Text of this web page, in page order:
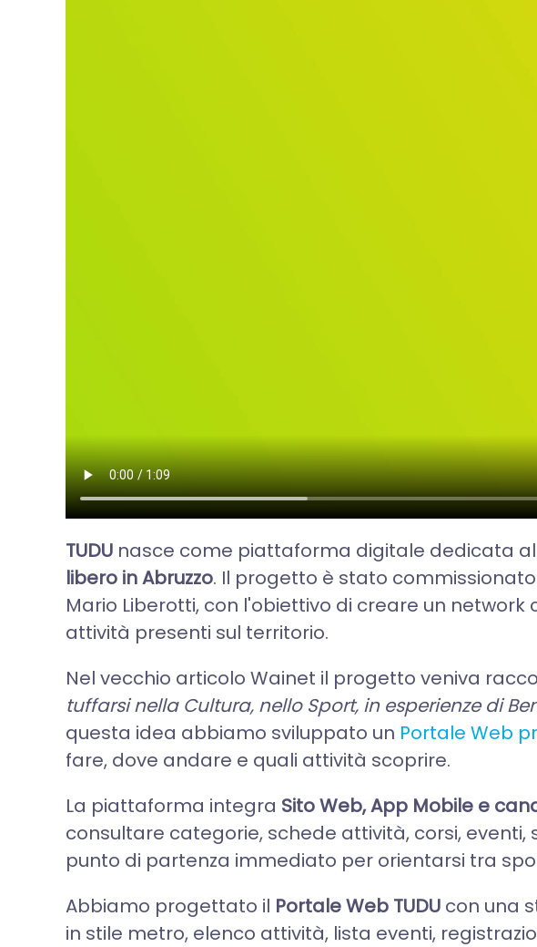
TUDU nasce come piattaforma digitale dedicata
libero in Abruzzo. Il progetto è stato
Mario Liberotti, con l'obiettivo di creare un
attività presenti sul territorio.
Nel vecchio articolo Wainet il progetto veniva
tuffarsi nella Cultura, nello Sport, in esperienze di
questa idea abbiamo sviluppato un Portale Web
fare, dove andare e quali attività scoprire.
La piattaforma integra Sito Web, App Mobile e
consultare categorie, schede attività, corsi,
punto di partenza immediato per orientarsi tra
Abbiamo progettato il Portale Web TUDU con una
in stile metro, elenco attività, lista eventi,